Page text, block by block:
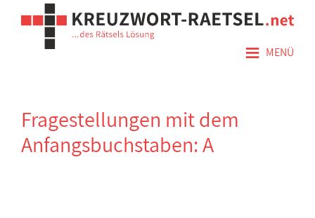
≡ MENÜ
Fragestellungen mit dem
Anfangsbuchstaben: A